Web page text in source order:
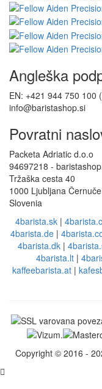
Angleška
EN: +421 944 750 100
info@baristashop.si
Povratni
Packeta Adriatic d.o.o
94697218 -
Tržaška cesta 40
1000 Ljubljana Černuče
Slovenia
4barista.sk|
4barista.de |
4barista.dk |
4barista.lt |
kaffeebarista.at|
Copyright © 2016 -